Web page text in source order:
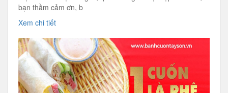
bạn thầm cảm ơn, b
Xem chi tiết